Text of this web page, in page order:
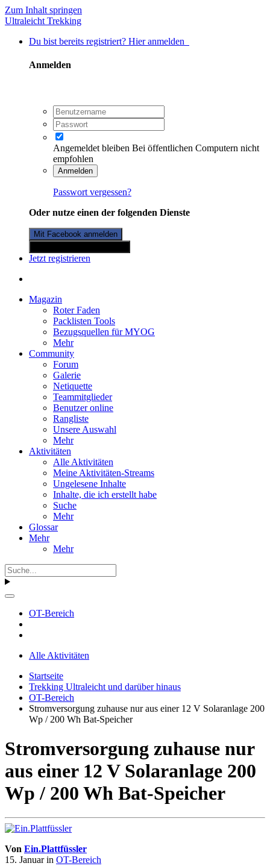
Zum Inhalt springen
Ultraleicht Trekking
Du bist bereits registriert? Hier anmelden
Anmelden
Angemeldet bleiben Bei öffentlichen Computern nicht
empfohlen
Anmelden
Passwort vergessen?
Oder nutze einen der folgenden Dienste
Mit Facebook anmelden
Jetzt registrieren
Magazin
Roter Faden
Packlisten Tools
Bezugsquellen für MYOG
Mehr
Community
Forum
Galerie
Netiquette
Teammitglieder
Benutzer online
Rangliste
Unsere Auswahl
Mehr
Aktivitäten
Alle Aktivitäten
Meine Aktivitäten-Streams
Ungelesene Inhalte
Inhalte, die ich erstellt habe
Suche
Mehr
Glossar
Mehr
Mehr
OT-Bereich
Alle Aktivitäten
Startseite
Trekking Ultraleicht und darüber hinaus
OT-Bereich
Stromversorgung zuhause nur aus einer 12 V Solaranlage 200
Wp / 200 Wh Bat-Speicher
Stromversorgung zuhause nur
aus einer 12 V Solaranlage 200
Wp / 200 Wh Bat-Speicher
Von Ein.Plattfüssler
15. Januarin OT-Bereich